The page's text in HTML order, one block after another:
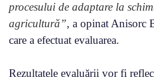
procesului de adaptare la
agricultură”, a opinat Anisorc
care a efectuat evaluarea.
Rezultatele evaluării vor fi